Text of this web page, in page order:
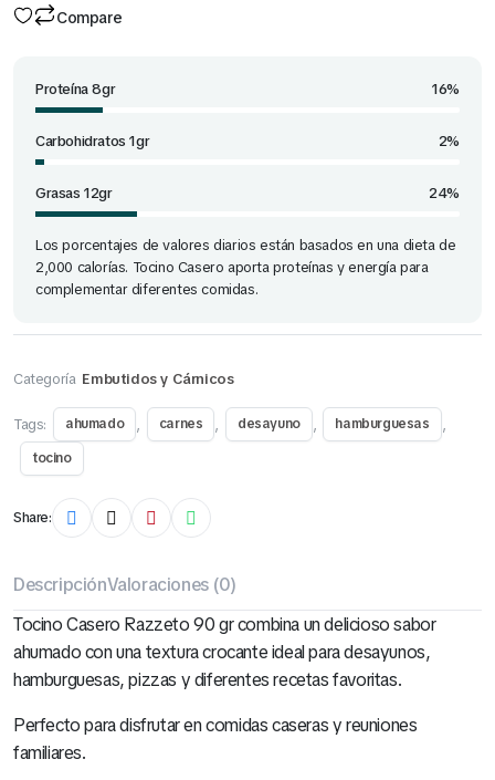
Compare
Proteína 8gr 16%
Carbohidratos 1gr 2%
Grasas 12gr 24%
Los porcentajes de valores diarios están basados en una dieta de
2,000 calorías. Tocino Casero aporta proteínas y energía para
complementar diferentes comidas.
Categoría Embutidos y Cárnicos
Tags: ahumado , carnes , desayuno , hamburguesas ,
tocino
Share:
DescripciónValoraciones (0)
Tocino Casero Razzeto 90 gr combina un delicioso sabor
ahumado con una textura crocante ideal para desayunos,
hamburguesas, pizzas y diferentes recetas favoritas.
Perfecto para disfrutar en comidas caseras y reuniones
familiares.